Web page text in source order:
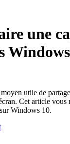
une
utile de
Cet article vous
Windows 10.